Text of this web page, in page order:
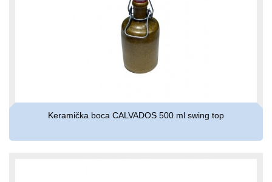
Keramička boca CALVADOS 500 ml swing top